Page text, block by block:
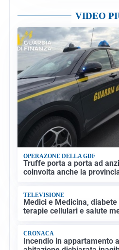
VIDEO
OPERAZONE DELLA GDF
Truffe porta a porta ad
coinvolta anche la
TELEVISIONE
Medici e Medicina,
terapie cellulari e salute
CRONACA
Incendio in appartamento